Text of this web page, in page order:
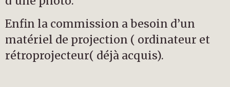
Enfin la commission a besoin d’un
matériel de projection ( ordinateur et
rétroprojecteur( déjà acquis).